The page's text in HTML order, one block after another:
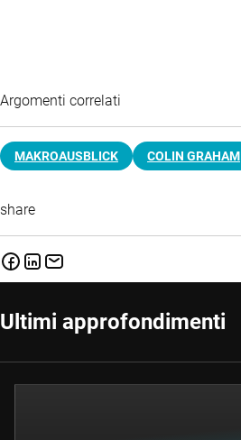
Argomenti correlati
MAKROAUSBLICK COLIN GRAHAM
share
Ultimi approfondimenti